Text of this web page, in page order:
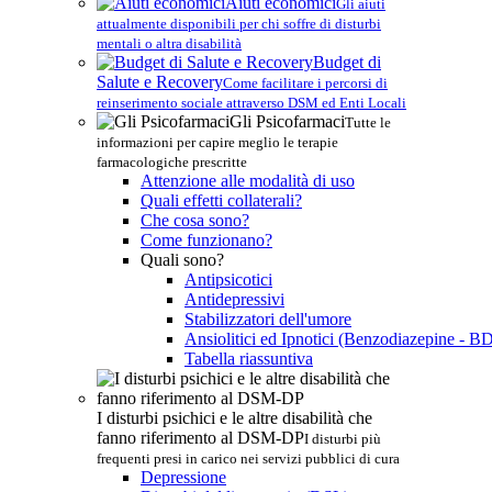
Gli aiuti
attualmente disponibili per chi soffre di disturbi
mentali o altra disabilità
Budget di
Salute e RecoveryCome facilitare i percorsi di
reinserimento sociale attraverso DSM ed Enti Locali
Gli PsicofarmaciTutte le
informazioni per capire meglio le terapie
farmacologiche prescritte
Attenzione alle modalità di uso
Quali effetti collaterali?
Che cosa sono?
Come funzionano?
Quali sono?
Antipsicotici
Antidepressivi
Stabilizzatori dell'umore
Ansiolitici ed Ipnotici (Benzodiazepine -
Tabella riassuntiva
I disturbi psichici e le altre disabilità che
fanno riferimento al DSM-DPI disturbi più
frequenti presi in carico nei servizi pubblici di cura
Depressione